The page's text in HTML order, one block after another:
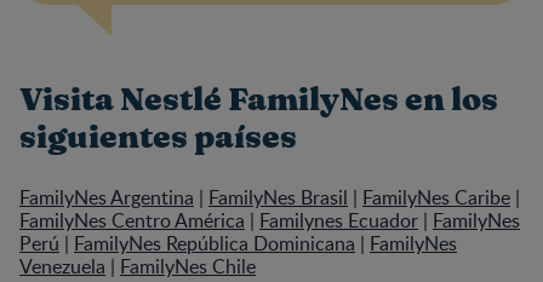
Visita Nestlé FamilyNes en los
siguientes países
FamilyNes Argentina | FamilyNes Brasil | FamilyNes Caribe |
FamilyNes Centro América | Familynes Ecuador | FamilyNes
Perú | FamilyNes República Dominicana | FamilyNes
Venezuela | FamilyNes Chile